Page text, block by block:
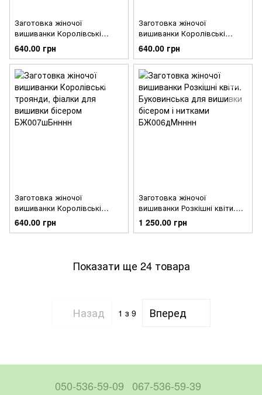
Заготовка жіночої
вишиванки Королівські
троянди, фіалки для
вишивки бісером
БЖ007шМнннн
640.00 грн
Заготовка жіночої
вишиванки Королівські
троянди, фіалки для
вишивки бісером
БЖ007кМнннн
640.00 грн
Заготовка жіночої
вишиванки Королівські
троянди, фіалки для
вишивки бісером
640.00 грн
Заготовка жіночої
вишиванки Розкішні квіти.
Буковинська для вишивки
бісером і нитками
1 250.00 грн
Показати ще 24 товара
Назад 1 з 9 Вперед
050-536-59-09 067-536-59-39